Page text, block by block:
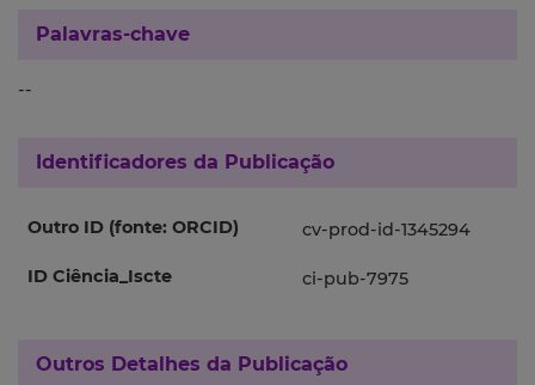
Palavras-chave
--
Identificadores da Publicação
Outro ID (fonte: ORCID) cv-prod-id-1345294
ID Ciência_Iscte ci-pub-7975
Outros Detalhes da Publicação